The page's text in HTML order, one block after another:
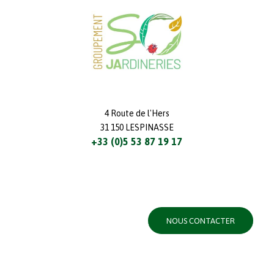
4 Route de l'Hers
31 150 LESPINASSE
+33 (0)5 53 87 19 17
NOUS CONTACTER